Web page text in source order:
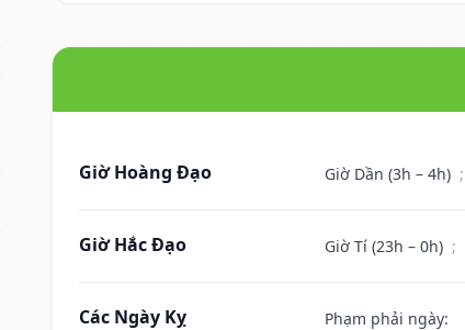
Giờ Hoàng Đạo Giờ Dần (3h – 4h) ;
Giờ Hắc Đạo Giờ Tí (23h – 0h) ;
Các Ngày Kỵ
Phạm phải ngày: